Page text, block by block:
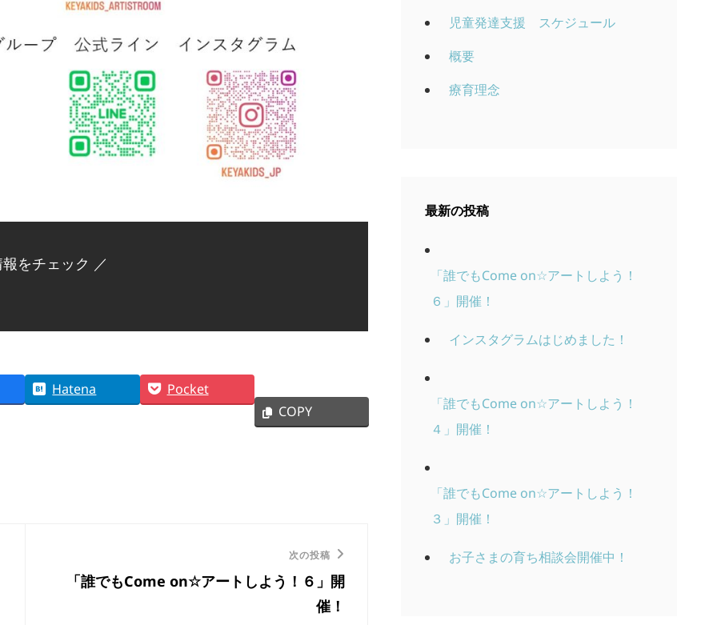
をチェック ／
Hatena
Pocket
COPY
次の投稿
「誰でもCome on☆アートしよう！６」開
催！
児童発達支援 スケジュール
概要
療育理念
最新の投稿
「誰でもCome on☆アートしよう！
６」開催！
インスタグラムはじめました！
「誰でもCome on☆アートしよう！
４」開催！
「誰でもCome on☆アートしよう！
３」開催！
お子さまの育ち相談会開催中！